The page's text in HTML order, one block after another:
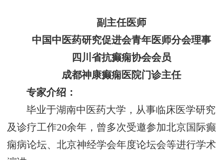
副主任医师
中国中医药研究促进会青年医师分会理事
四川省抗癫痫协会会员
成都神康癫痫医院门诊主任
专家介绍：
毕业于湖南中医药大学，从事临床医学研究
及诊疗工作20余年，曾多次受邀参加北京国际癫
痫病论坛、北京神经学会年度论坛会等进行学术